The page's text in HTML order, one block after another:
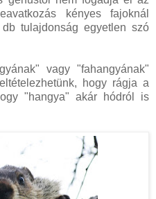
kényes fajoknál
tulajdonság egyetlen szó
vagy "fahangyának"
hogy rágja a
"hangya" akár hódról is